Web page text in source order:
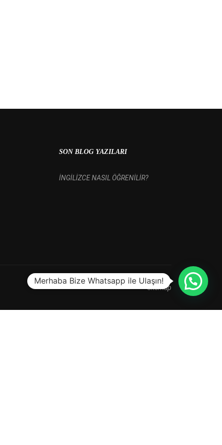
SON BLOG YAZILARI
İNGİLİZCE NASIL ÖĞRENİLİR?
Sitemap
Merhaba Bize Whatsapp ile Ulaşın!